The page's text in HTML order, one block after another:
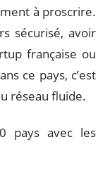
à proscrire.
sécurisé, avoir
française ou
ce pays, c’est
réseau fluide.